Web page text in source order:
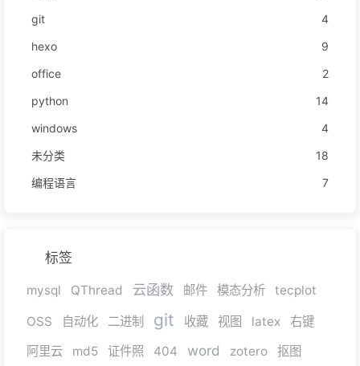
git
4
hexo
9
office
2
python
14
windows
4
未分类
18
编程语言
7
标签
mysql QThread 云函数 邮件 模态分析 tecplot
OSS 自动化 二进制 git 收藏 视图 latex
右键
阿里云
md5 证件照 404 word zotero 抠图